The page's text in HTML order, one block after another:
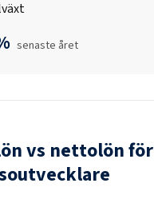
senaste året
vs nettolön för